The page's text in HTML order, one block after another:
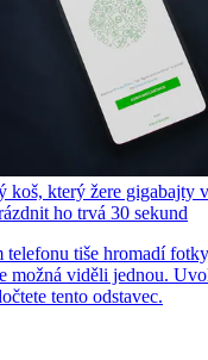
koš, který žere gigabajty
ho trvá 30 sekund
telefonu tiše hromadí
možná viděli jednou.
tento odstavec.